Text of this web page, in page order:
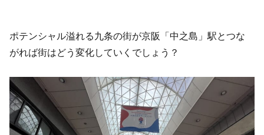
ポテンシャル溢れる九条の街が京阪「中之島」駅とつな
がれば街はどう変化していくでしょう？